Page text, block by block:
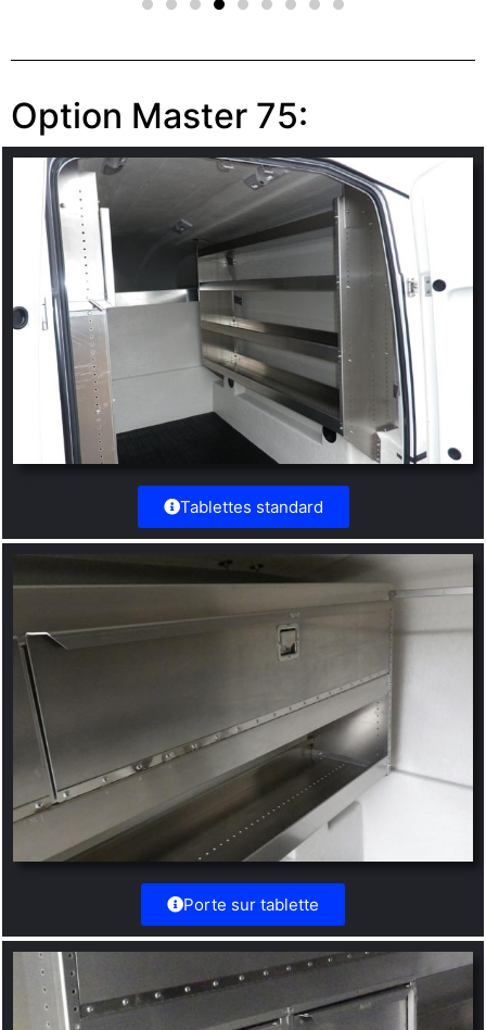
Option Master 75:
Tablettes standard
Porte sur tablette